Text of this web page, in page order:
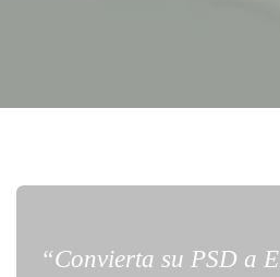
“Convierta su PSD a